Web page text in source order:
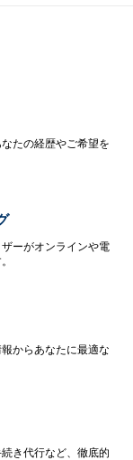
産休取得率10
ります。
たの経歴やご希望を
ーがオンラインや電
からあなたに最適な
き代行など、徹底的